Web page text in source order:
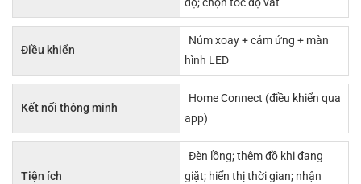
Điều khiển
Núm xoay + cảm ứng + màn
hình LED
Kết nối thông minh
Home Connect (điều khiển qua
app)
Tiện ích
Đèn lồng; thêm đồ khi đang
giặt; hiển thị thời gian; nhận